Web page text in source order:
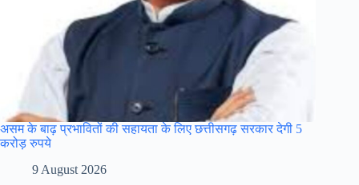
असम के बाढ़ प्रभावितों की सहायता के लिए छत्तीसगढ़ सरकार देगी 5
करोड़ रुपये
9 August 2026